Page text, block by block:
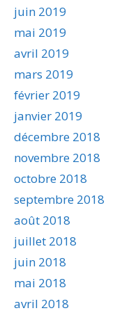
juin 2019
mai 2019
avril 2019
mars 2019
février 2019
janvier 2019
décembre 2018
novembre 2018
octobre 2018
septembre 2018
août 2018
juillet 2018
juin 2018
mai 2018
avril 2018